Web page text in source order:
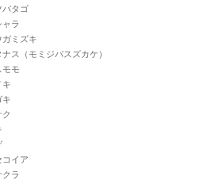
バタゴ
ャラ
ガミズキ
ナス（モミジバスズカケ）
モモ
キ
キ
ク
コイア
ラ